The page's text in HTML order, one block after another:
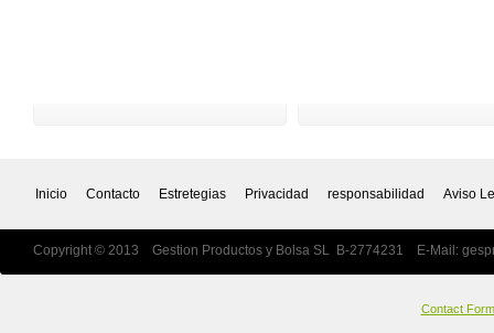
Inicio Contacto Estretegias Privacidad responsabilidad Aviso
Copyright © 2013 Gestion Productos y Bolsa SL B-2774231 E-Mail:
Contact Form